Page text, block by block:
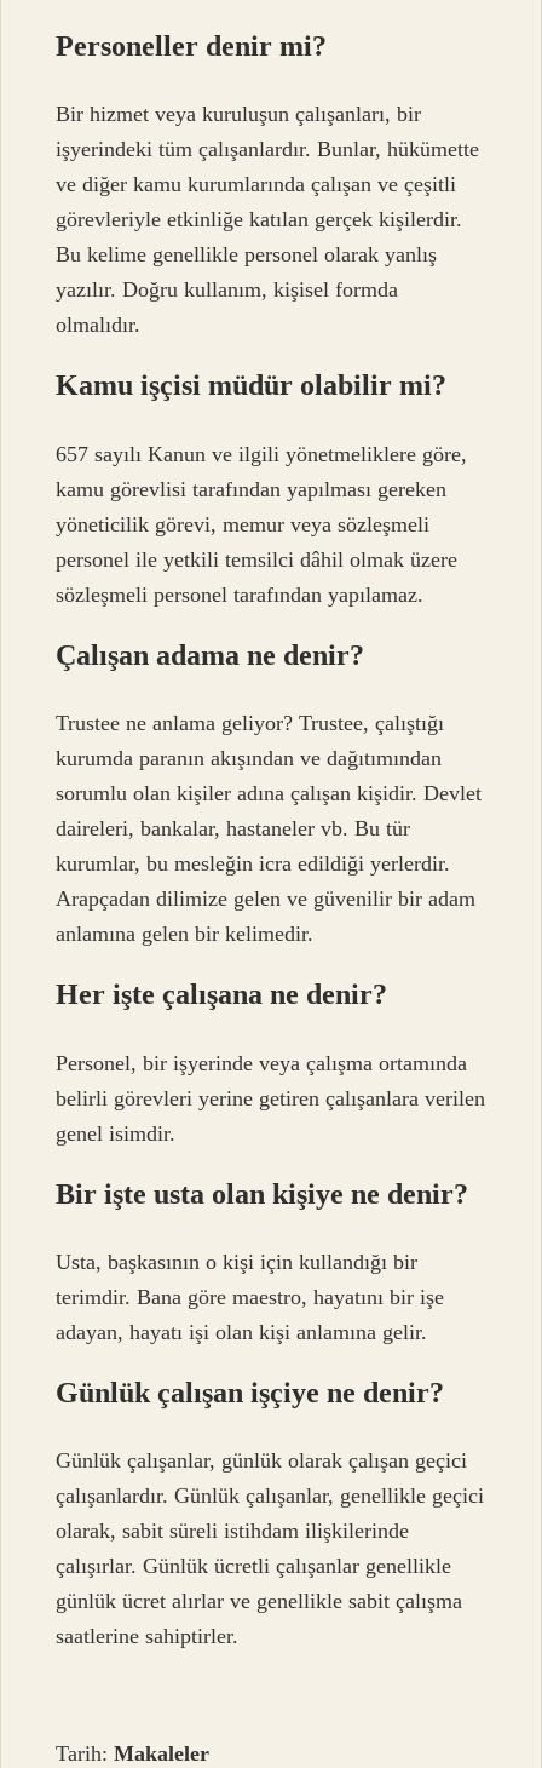
Personeller denir mi?
Bir hizmet veya kuruluşun çalışanları, bir
işyerindeki tüm çalışanlardır. Bunlar, hükümette
ve diğer kamu kurumlarında çalışan ve çeşitli
görevleriyle etkinliğe katılan gerçek kişilerdir.
Bu kelime genellikle personel olarak yanlış
yazılır. Doğru kullanım, kişisel formda
olmalıdır.
Kamu işçisi müdür olabilir mi?
657 sayılı Kanun ve ilgili yönetmeliklere göre,
kamu görevlisi tarafından yapılması gereken
yöneticilik görevi, memur veya sözleşmeli
personel ile yetkili temsilci dâhil olmak üzere
sözleşmeli personel tarafından yapılamaz.
Çalışan adama ne denir?
Trustee ne anlama geliyor? Trustee, çalıştığı
kurumda paranın akışından ve dağıtımından
sorumlu olan kişiler adına çalışan kişidir. Devlet
daireleri, bankalar, hastaneler vb. Bu tür
kurumlar, bu mesleğin icra edildiği yerlerdir.
Arapçadan dilimize gelen ve güvenilir bir adam
anlamına gelen bir kelimedir.
Her işte çalışana ne denir?
Personel, bir işyerinde veya çalışma ortamında
belirli görevleri yerine getiren çalışanlara verilen
genel isimdir.
Bir işte usta olan kişiye ne denir?
Usta, başkasının o kişi için kullandığı bir
terimdir. Bana göre maestro, hayatını bir işe
adayan, hayatı işi olan kişi anlamına gelir.
Günlük çalışan işçiye ne denir?
Günlük çalışanlar, günlük olarak çalışan geçici
çalışanlardır. Günlük çalışanlar, genellikle geçici
olarak, sabit süreli istihdam ilişkilerinde
çalışırlar. Günlük ücretli çalışanlar genellikle
günlük ücret alırlar ve genellikle sabit çalışma
saatlerine sahiptirler.
Tarih:Makaleler